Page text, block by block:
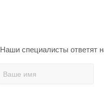
Наши специалисты ответят